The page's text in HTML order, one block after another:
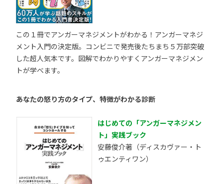
この１冊でアンガーマネジメントがわかる！アンガーマネジ
メント入門の決定版。コンビニで発売後たちまち５万部突破
した超人気本です。図解でわかりやすくアンガーマネジメン
トが学べます。
あなたの怒り方のタイプ、特徴がわかる診断
はじめての「アンガーマネジメン
ト」実践ブック
安藤俊介著（ディスカヴァー・ト
ゥエンティワン）